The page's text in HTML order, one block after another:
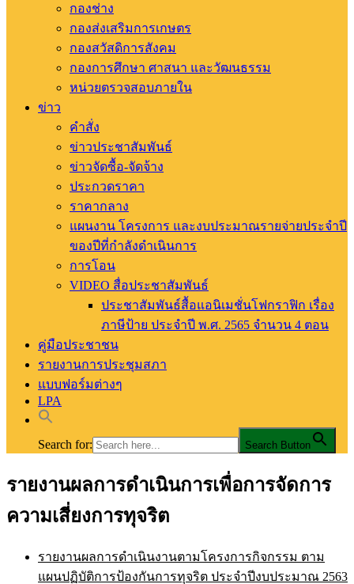
กองช่าง
กองส่งเสริมการเกษตร
กองสวัสดิการสังคม
กองการศึกษา ศาสนา และวัฒนธรรม
หน่วยตรวจสอบภายใน
ข่าว
คำสั่ง
ข่าวประชาสัมพันธ์
ข่าวจัดซื้อ-จัดจ้าง
ประกวดราคา
ราคากลาง
แผนงาน โครงการ และงบประมาณรายจ่ายประจำปี
ของปีที่กำลังดำเนินการ
การโอน
VIDEO สื่อประชาสัมพันธ์
ประชาสัมพันธ์สื้อแอนิเมชั่นโฟกราฟิก เรื่อง
ภาษีป้าย ประจำปี พ.ศ. 2565 จำนวน 4 ตอน
คู่มือประชาชน
รายงานการประชุมสภา
แบบฟอร์มต่างๆ
LPA
Search for: Search Button
องค์การบริหารส่วนตำบลท่าสัก
อบต.ท่าสัก อ.พิชัย จ.อุตรดิตถ์
รายงานผลการดำเนินการเพื่อการจัดการ
ความเสี่ยงการทุจริต
รายงานผลการดำเนินงานตามโครงการกิจกรรม ตาม
แผนปฏิบัติการป้องกันการทุจริต ประจำปีงบประมาณ 2563